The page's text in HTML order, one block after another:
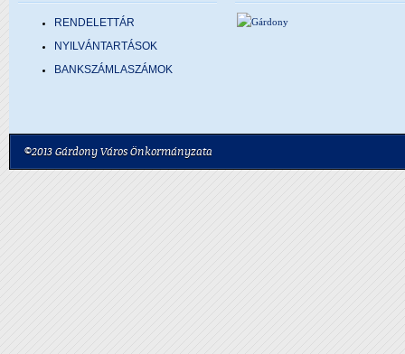
RENDELETTÁR
NYILVÁNTARTÁSOK
BANKSZÁMLASZÁMOK
©2013 Gárdony Város Önkormányzata